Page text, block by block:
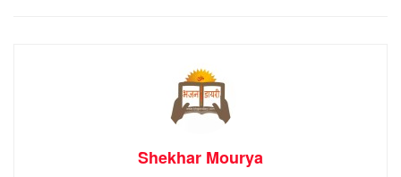
Shekhar Mourya